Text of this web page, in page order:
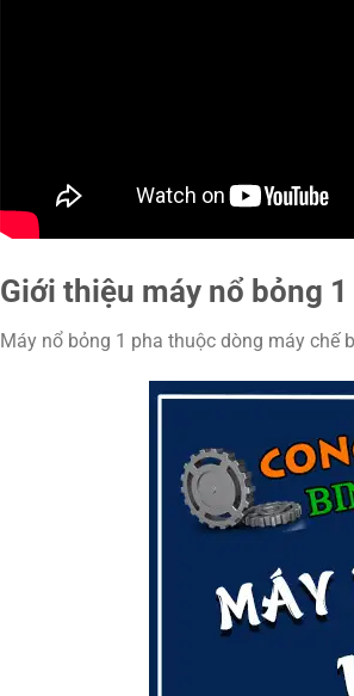
Giới thiệu máy nổ bỏng 1
Máy nổ bỏng 1 pha thuộc dòng máy chế